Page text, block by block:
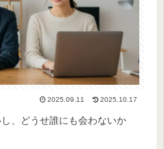
2025.09.11 2025.10.17
、どうせ誰にも会わないか